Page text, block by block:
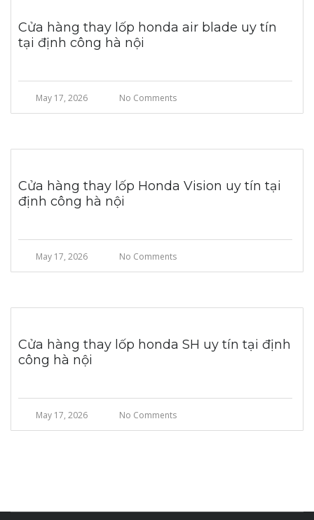
Cửa hàng thay lốp honda air blade uy tín
tại định công hà nội
May 17, 2026 No Comments
Cửa hàng thay lốp Honda Vision uy tín tại
định công hà nội
May 17, 2026 No Comments
Cửa hàng thay lốp honda SH uy tín tại định
công hà nội
May 17, 2026 No Comments